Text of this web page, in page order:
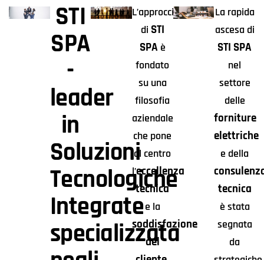
STI
SPA
-
leader
in
Soluzioni
Tecnologiche
Integrate
specializzata
L’approccio
di STI
SPA è
fondato
su una
filosofia
aziendale
che pone
al centro
l’eccellenza
tecnica
e la
soddisfazione
del
La rapida
ascesa di
STI SPA
nel
settore
delle
forniture
elettriche
e della
tecnica
è stata
segnata
da